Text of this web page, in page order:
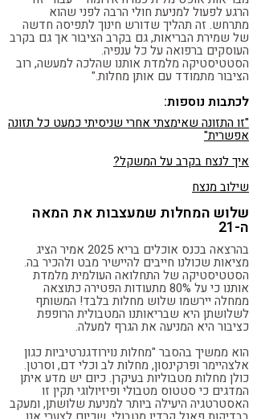
הרגע לפעול למניעת חולי הרבה לפני שהוא
מתרחש. זה תהליך שדורש חינוך לתפיסה חדשה
של שמירת הבריאות, גם בקרב הציבור אך גם בקרב
העוסקים ברפואה על כל ענפיה.
הסטטיסטיקה מלמדת אותנו שהלכה למעשה, רוב
הציבור מתמודד עם אותן מחלות."
לכתבות נוספות:
"זו התזונה שאימצתי אחרי שניסיתי כמעט כל תזונה
אפשרית"
איך לנצח בקרב על המשקל?
שילוב מנצח
שלוש המחלות שמעצבות את המאה
ה-21
בהרצאה בכנס אוכלים בריא 2025 אמיר הציג
מציאות שכולנו חייבים להיישיר מבט ולהכיר בה.
הסטטיסטיקה של התחלואה העולמית מלמדת
אותנו כי על 80% מתעודות הפטירה כתוצאה
ממחלה יירשמו שלוש מחלות בלבד! המשותף
לשלושתן היא שבריאותנו המטבולית הרופפת
כציבור היא המניעה את הגרף למעלה.
הוא ממשיך בהסבר "מחלות נוירודגנרטיביות כגון
אלצהיימר ופרקינסון, מחלות לב וכלי דם, וסרטן.
כולן מחלות מטבוליות בעיקרן. כיום יש מדע איתן
המדגים כי סטטוס מטבולי ופיזיולוגי תקין זו
האסטרטגיה היעילה ביותר למניעת שלושתן, ומעקב